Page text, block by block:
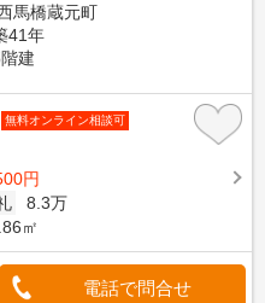
馬橋蔵元町
41年
建
無料オンライン相談可
円
8.3万
㎡
電話で問合せ